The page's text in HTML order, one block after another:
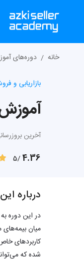
خانه دوره‌های
بازاریابی و
آخرین بروزرسانی 11 مرداد
4.36
/5
درباره
در این دوره
میان
کاربرد‌های
شده که